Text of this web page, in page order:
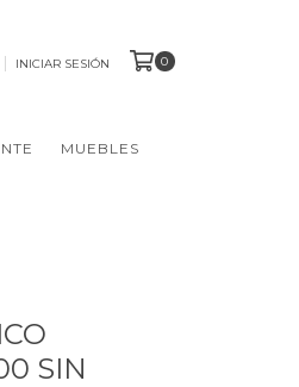
INICIAR SESIÓN 0
MUEBLES
SIN